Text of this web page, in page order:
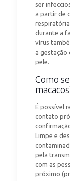
ser
a partir de
durante a
vírus
a gestação
pele.
Como
É possível
contato
Limpe e
pela
com as
próximo